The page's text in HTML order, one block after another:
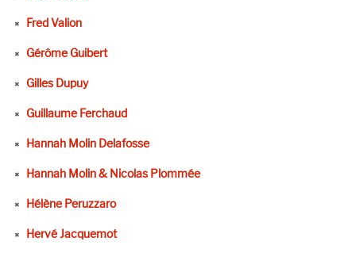
Fred Valion
Gérôme Guibert
Gilles Dupuy
Guillaume Ferchaud
Hannah Molin Delafosse
Hannah Molin & Nicolas Plommée
Hélène Peruzzaro
Hervé Jacquemot